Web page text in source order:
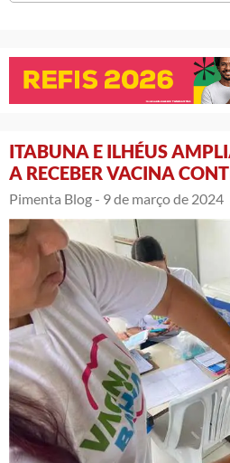
ITABUNA E ILHÉUS
A RECEBER VACINA
Pimenta Blog - 9 de março de 2024